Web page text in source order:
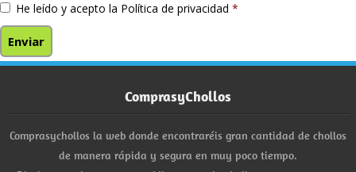
He leído y acepto la Política de privacidad *
ComprasyChollos
Comprasychollos la web donde encontraréis gran cantidad de chollos
de manera rápida y segura en muy poco tiempo.